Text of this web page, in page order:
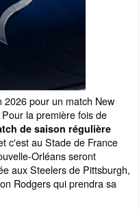
pour un match New
la première fois de
de saison régulière
c'est au Stade de France
Orléans seront
aux Steelers de Pittsburgh,
Rodgers qui prendra sa